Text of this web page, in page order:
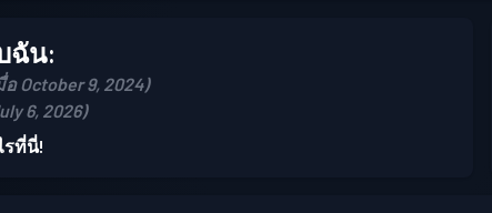
ฉัน:
อ October 9, 2024)
6, 2026)
รที่นี่!